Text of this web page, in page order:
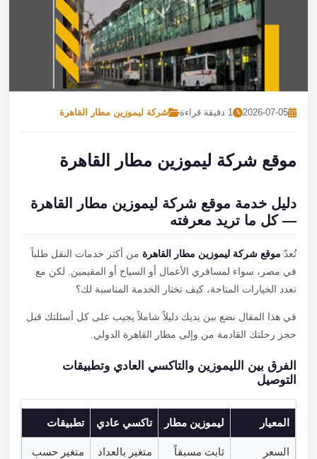
2026-07-05 1 دقيقة قراءة شركة ليموزين مطار القاهرة
موقع شركة ليموزين مطار القاهرة
دليل خدمة موقع شركة ليموزين مطار القاهرة
— كل ما تريد معرفته
تُعدّموقع شركة ليموزين مطار القاهرةمن أكثر خدمات النقل طلباً
في مصر، سواء لمسافري الأعمال أو السياح أو المقيمين. لكن مع
تعدد الخيارات المتاحة، كيف تختار الخدمة المناسبة لك؟
في هذا المقال نضع بين يديك دليلاً شاملاً يجيب على كل أسئلتك قبل
حجز رحلتك القادمة من وإلى مطار القاهرة الدولي.
الفرق بين الليموزين والتاكسي العادي وتطبيقات
التوصيل
المعيار ليموزين مطار تاكسي عادي تطبيقات
السعر ثابت مسبقاً متغير بالعداد
متغير حسب